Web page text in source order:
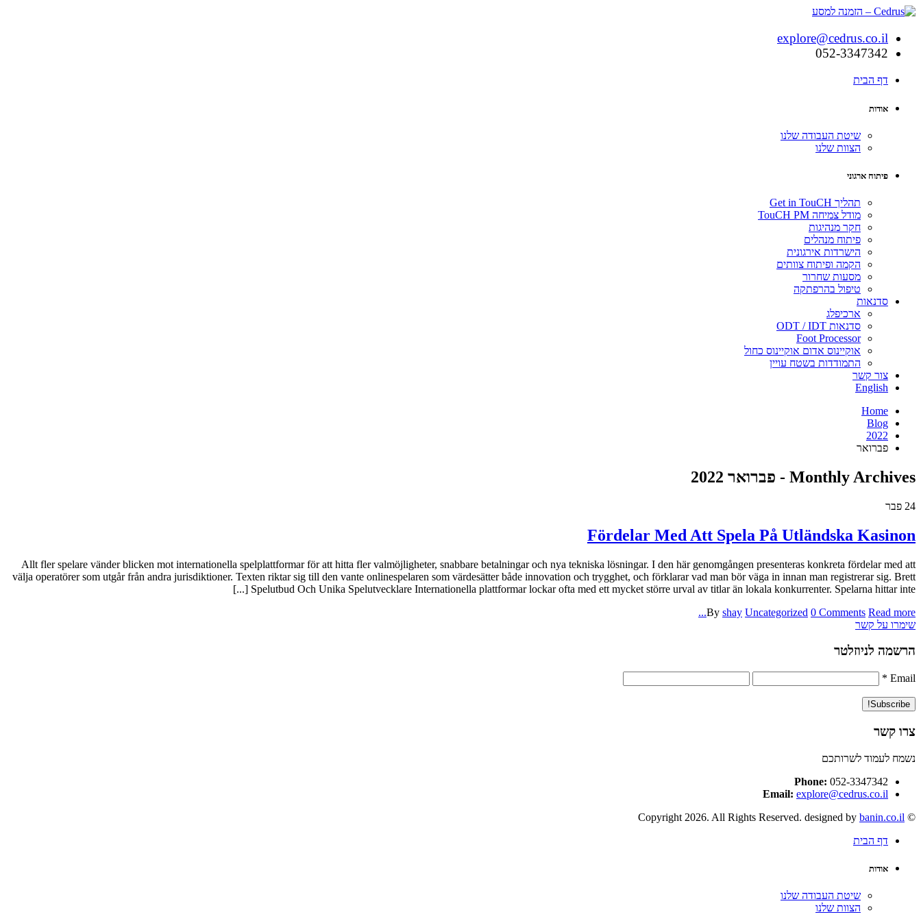
explore@cedrus.co.il
052-3347342
דף הבית
אודות
שיטת העבודה שלנו
הצוות שלנו
פיתוח ארגוני
תהליך Get in TouCH
מודל צמיחה TouCH PM
חקר מנהיגות
פיתוח מנהלים
הישרדות אירגונית
הקמה ופיתוח צוותים
מסעות שחרור
טיפול בהרפתקה
סדנאות
ארכיפלג
סדנאות ODT / IDT
Foot Processor
אוקיינוס אדום אוקיינוס כחול
התמודדות בשטח עויין
צור קשר
English
Home
Blog
2022
פברואר
Monthly Archives - פברואר 2022
24 פבר
Fördelar Med Att Spela På Utländska Kasinon
Allt fler spelare vänder blicken mot internationella spelplattformar för att hitta fler valmöjligheter, snabbare betalningar och nya tekniska lösningar. I den här genomgången presenteras konkreta fördelar med att
välja operatörer som utgår från andra jurisdiktioner. Texten riktar sig till den vante onlinespelaren som värdesätter både innovation och trygghet, och förklarar vad man bör väga in innan man registrerar sig. Brett
Spelutbud Och Unika Spelutvecklare Internationella plattformar lockar ofta med ett mycket större urval av titlar än lokala konkurrenter. Spelarna hittar inte [...]
By shay Uncategorized 0 Comments Read more...
שימרו על קשר
הרשמה לניוזלטר
Email
*
צרו קשר
נשמח לעמוד לשרותכם
Phone: 052-3347342
Email: explore@cedrus.co.il
© Copyright 2026. All Rights Reserved. designed by
banin.co.il
דף הבית
אודות
שיטת העבודה שלנו
הצוות שלנו